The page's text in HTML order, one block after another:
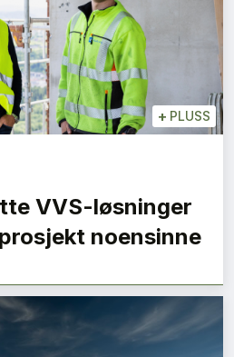
+ PLUSS
VVS-løsninger
noensinne